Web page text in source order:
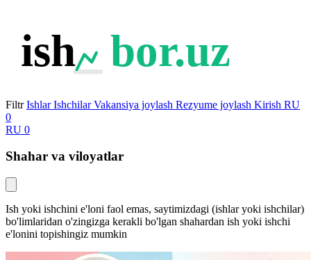
ish bor.uz
Filtr Ishlar Ishchilar Vakansiya joylash Rezyume joylash Kirish RU
0
RU 0
Shahar va viloyatlar
Ish yoki ishchini e'loni faol emas, saytimizdagi (ishlar yoki ishchilar)
bo'limlaridan o'zingizga kerakli bo'lgan shahardan ish yoki ishchi
e'lonini topishingiz mumkin